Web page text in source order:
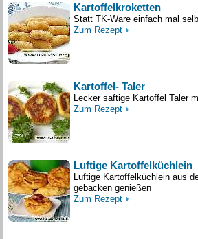
Kartoffelkroketten
Statt TK-Ware einfach mal
Zum Rezept
Kartoffel- Taler
Lecker saftige Kartoffel Taler
Zum Rezept
Luftige Kartoffelküchlein
Luftige Kartoffelküchlein aus
gebacken genießen
Zum Rezept